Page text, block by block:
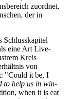
zuordnet,
der in
Schlusskapitel
eine Art Live-
Kreis
von
"Could it be, I
to help us in win-
when it is eat